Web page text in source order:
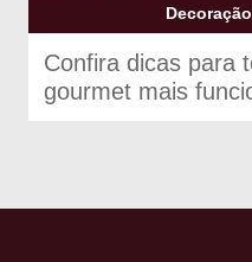
Confira dicas para
gourmet mais